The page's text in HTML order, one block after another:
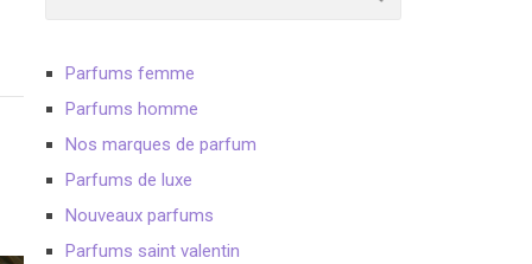
Parfums femme
Parfums homme
Nos marques de parfum
Parfums de luxe
Nouveaux parfums
Parfums saint valentin